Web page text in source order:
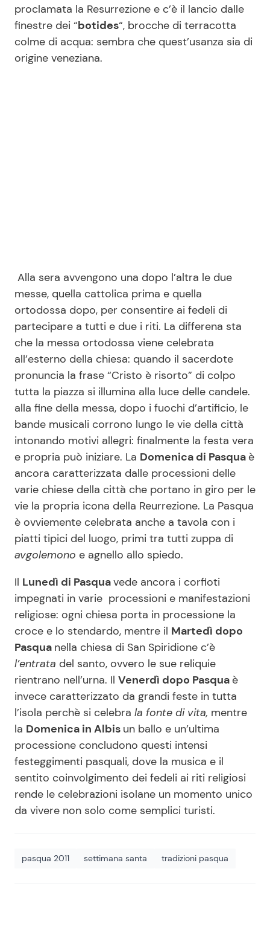
proclamata la Resurrezione e c’è il lancio dalle
finestre dei “botides“, brocche di terracotta
colme di acqua: sembra che quest’usanza sia di
origine veneziana.
Alla sera avvengono una dopo l’altra le due
messe, quella cattolica prima e quella
ortodossa dopo, per consentire ai fedeli di
partecipare a tutti e due i riti. La differena sta
che la messa ortodossa viene celebrata
all’esterno della chiesa: quando il sacerdote
pronuncia la frase “Cristo è risorto” di colpo
tutta la piazza si illumina alla luce delle candele.
alla fine della messa, dopo i fuochi d’artificio, le
bande musicali corrono lungo le vie della città
intonando motivi allegri: finalmente la festa vera
e propria può iniziare. La Domenica di Pasqua è
ancora caratterizzata dalle processioni delle
varie chiese della città che portano in giro per le
vie la propria icona della Reurrezione. La Pasqua
è ovviemente celebrata anche a tavola con i
piatti tipici del luogo, primi tra tutti zuppa di
avgolemono e agnello allo spiedo.
Il Lunedì di Pasquavede ancora i corfioti
impegnati in varie processioni e manifestazioni
religiose: ogni chiesa porta in processione la
croce e lo stendardo, mentre il Martedì dopo
Pasqua nella chiesa di San Spiridione c’è
l’entrata del santo, ovvero le sue reliquie
rientrano nell’urna. Il Venerdì dopo Pasqua è
invece caratterizzato da grandi feste in tutta
l’isola perchè si celebra la fonte di vita, mentre
la Domenica in Albis un ballo e un’ultima
processione concludono questi intensi
festeggimenti pasquali, dove la musica e il
sentito coinvolgimento dei fedeli ai riti religiosi
rende le celebrazioni isolane un momento unico
da vivere non solo come semplici turisti.
pasqua 2011 settimana santa tradizioni pasqua